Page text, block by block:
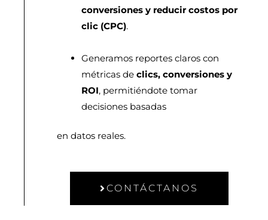
conversiones y reducir costos por
clic (CPC).
Generamos reportes claros con
métricas declics, conversiones y
ROI, permitiéndote tomar
decisiones basadas
en datos reales.
CONTÁCTANOS